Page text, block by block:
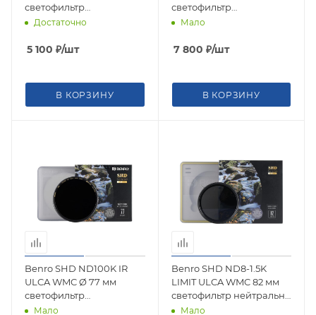
светофильтр
нейтрально-серый
Достаточно
5 100 ₽/шт
В КОРЗИНУ
светофильтр
нейтрально-серый
Мало
7 800 ₽/шт
В КОРЗИНУ
Benro SHD ND100K IR
ULCA WMC Ø 77 мм
светофильтр
нейтрально-серый
Мало
Benro SHD ND8-1.5K
LIMIT ULCA WMC 82 мм
светофильтр нейтрально
серый, переменной
Мало